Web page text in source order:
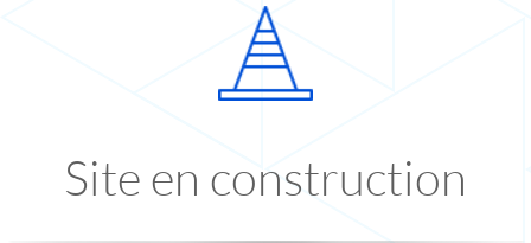
Site en construction